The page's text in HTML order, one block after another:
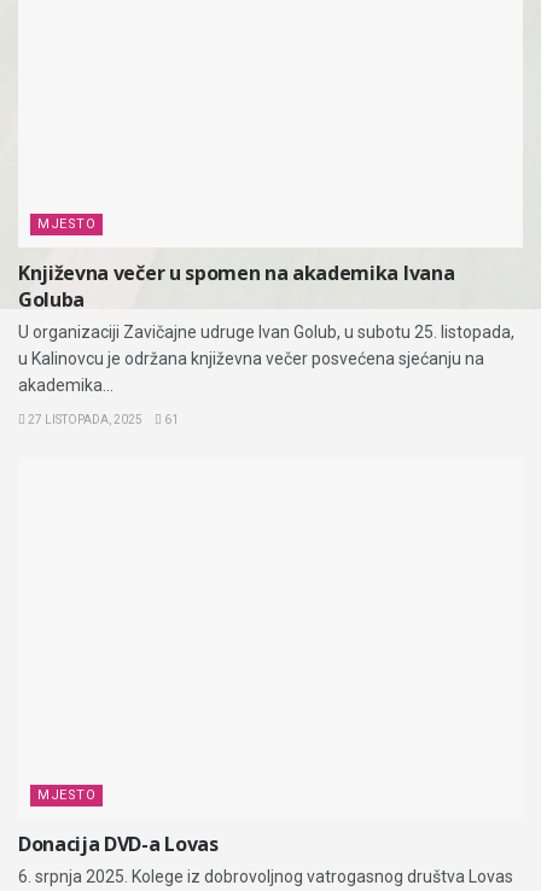
MJESTO
Književna večer u spomen na akademika Ivana
Goluba
U organizaciji Zavičajne udruge Ivan Golub, u subotu 25. listopada,
u Kalinovcu je održana književna večer posvećena sjećanju na
akademika...
27 LISTOPADA, 2025 61
MJESTO
Donacija DVD-a Lovas
6. srpnja 2025. Kolege iz dobrovoljnog vatrogasnog društva Lovas